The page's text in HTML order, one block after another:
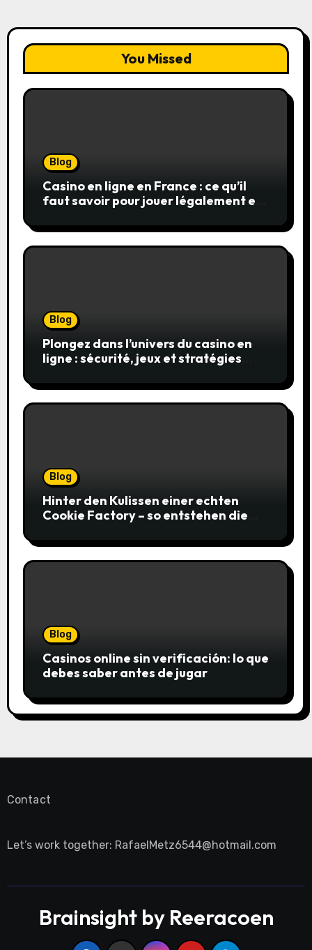
You Missed
Blog
Casino en ligne en France : ce qu’il
faut savoir pour jouer légalement et
Blog
Plongez dans l’univers du casino en
ligne : sécurité, jeux et stratégies
Blog
Hinter den Kulissen einer echten
Cookie Factory – so entstehen die
Blog
Casinos online sin verificación: lo que
debes saber antes de jugar
Contact
Let’s work together: RafaelMetz6544@hotmail.com
Brainsight by Reeracoen